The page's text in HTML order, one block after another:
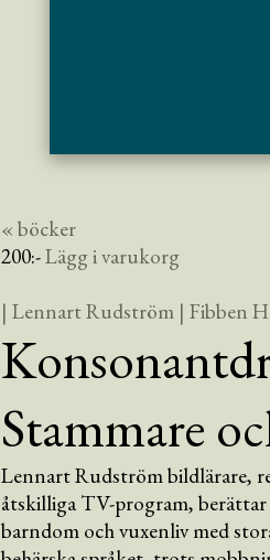
« böcker
200:-Lägg i varukorg
| Lennart Rudström | Fibben
Stammare
Lennart Rudström bildlärare,
åtskilliga TV-program,
barndom och vuxenliv med